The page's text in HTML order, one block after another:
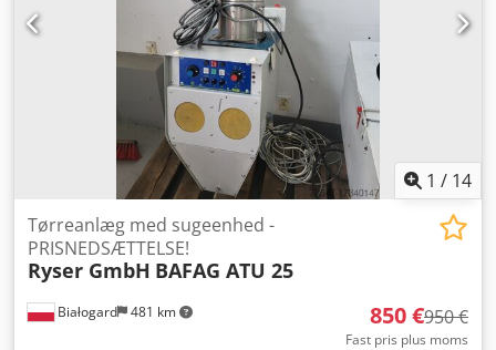
1 / 14
Białogard 481 km
Tørreanlæg med sugeenhed -
PRISNEDSÆTTELSE!
Ryser GmbH BAFAG ATU 25
850 €950 €
Fast pris plus moms